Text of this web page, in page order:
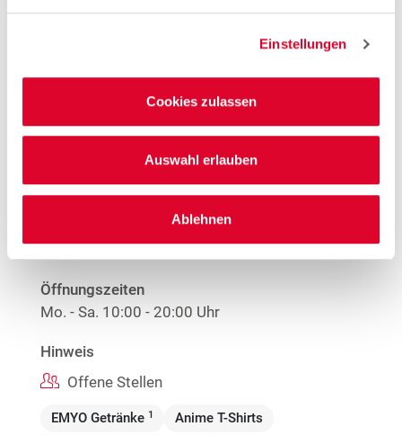
Einstellungen
Cookies zulassen
Auswahl erlauben
Ablehnen
Woolworth – Bochum
Kortumstraße 89
44787 Bochum
4.79 km
Öffnungszeiten
Mo. - Sa. 10:00 - 20:00 Uhr
Hinweis
Offene Stellen
EMYO Getränke 1 Anime T-Shirts